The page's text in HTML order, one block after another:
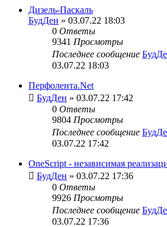
Дизель-Паскаль
БудДен » 03.07.22 18:03
0 Ответы
9341 Просмотры
Последнее сообщение
03.07.22 18:03
Перфолента.Net
БудДен » 03.07.22 17:42
0 Ответы
9804 Просмотры
Последнее сообщение
03.07.22 17:42
OneScript - независимая
БудДен » 03.07.22 17:36
0 Ответы
9926 Просмотры
Последнее сообщение
03.07.22 17:36